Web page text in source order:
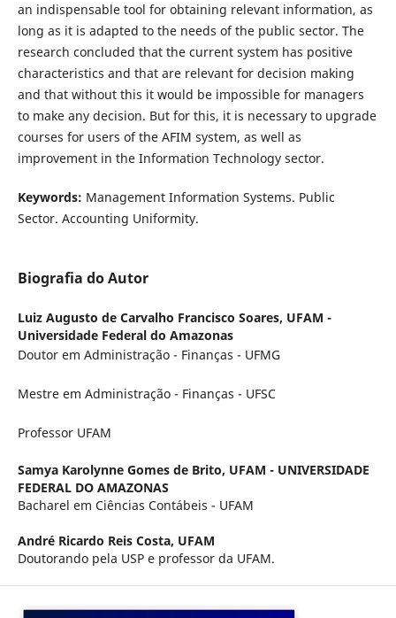
an indispensable tool for obtaining relevant information, as
long as it is adapted to the needs of the public sector. The
research concluded that the current system has positive
characteristics and that are relevant for decision making
and that without this it would be impossible for managers
to make any decision. But for this, it is necessary to upgrade
courses for users of the AFIM system, as well as
improvement in the Information Technology sector.
Keywords: Management Information Systems. Public
Sector. Accounting Uniformity.
Biografia do Autor
Luiz Augusto de Carvalho Francisco Soares, UFAM -
Universidade Federal do Amazonas
Doutor em Administração - Finanças - UFMG
Mestre em Administração - Finanças - UFSC
Professor UFAM
Samya Karolynne Gomes de Brito, UFAM - UNIVERSIDADE
FEDERAL DO AMAZONAS
Bacharel em Ciências Contábeis - UFAM
André Ricardo Reis Costa, UFAM
Doutorando pela USP e professor da UFAM.